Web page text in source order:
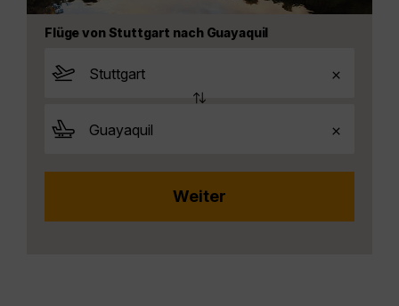
Flüge von Stuttgart nach Guayaquil